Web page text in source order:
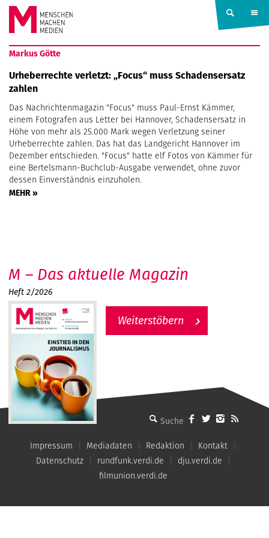
Springe zum Inhalt
MENSCHEN
MACHEN
MEDIEN
Markus Götte
Urheberrechte verletzt: „Focus“ muss Schadensersatz
zahlen
Das Nachrichtenmagazin "Focus" muss Paul-Ernst Kämmer,
einem Fotografen aus Letter bei Hannover, Schadensersatz in
Höhe von mehr als 25.000 Mark wegen Verletzung seiner
Urheberrechte zahlen. Das hat das Landgericht Hannover im
Dezember entschieden. "Focus" hatte elf Fotos von Kämmer für
eine Bertelsmann-Buchclub-Ausgabe verwendet, ohne zuvor
dessen Einverständnis einzuholen.
MEHR »
MMM - Menschen machen Medien
M – Das aktuelle Magazin
Heft 2/2026
Weiterstöbern
Impressum Mediadaten Redaktion
Kontakt
Datenschutz
rundfunk.verdi.de
dju.verdi.de
filmunion.verdi.de